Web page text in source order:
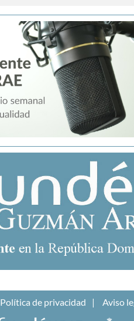
Política de privacidad Aviso